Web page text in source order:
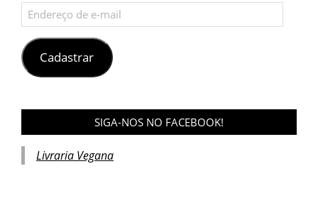
Endereço
de
e-
mailCadastrar
SIGA-NOS NO FACEBOOK!
Livraria Vegana